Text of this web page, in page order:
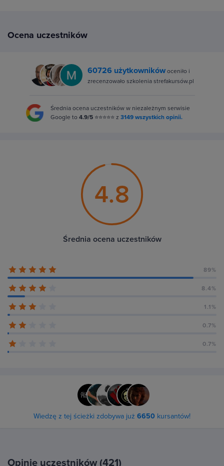
Ocena uczestników
60726 użytkownikówoceniło i
zrecenzowało szkolenia strefakursów.pl
Średnia ocena uczestników w niezależnym serwisie
Google to 4.9/5 ⭐⭐⭐⭐⭐ z 3149 wszystkich opinii.
4.8
Średnia ocena uczestników
89%
8.4%
1.1%
0.7%
0.7%
Wiedzę z tej ścieżki zdobywa już 6650 kursantów!
Opinie uczestników (421)